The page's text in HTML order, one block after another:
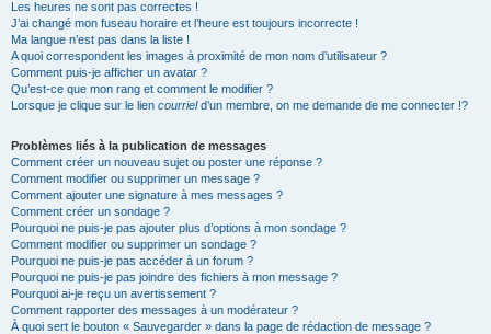
Les heures ne sont pas correctes !
J’ai changé mon fuseau horaire et l’heure est toujours incorrecte !
Ma langue n’est pas dans la liste !
A quoi correspondent les images à proximité de mon nom d’utilisateur ?
Comment puis-je afficher un avatar ?
Qu’est-ce que mon rang et comment le modifier ?
Lorsque je clique sur le lien courrield’un membre, on me demande de me connecter !?
Problèmes liés à la publication de messages
Comment créer un nouveau sujet ou poster une réponse ?
Comment modifier ou supprimer un message ?
Comment ajouter une signature à mes messages ?
Comment créer un sondage ?
Pourquoi ne puis-je pas ajouter plus d’options à mon sondage ?
Comment modifier ou supprimer un sondage ?
Pourquoi ne puis-je pas accéder à un forum ?
Pourquoi ne puis-je pas joindre des fichiers à mon message ?
Pourquoi ai-je reçu un avertissement ?
Comment rapporter des messages à un modérateur ?
À quoi sert le bouton « Sauvegarder » dans la page de rédaction de message ?